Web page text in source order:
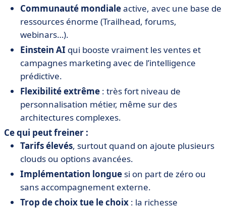
Communauté mondialeactive, avec une base de
ressources énorme (Trailhead, forums,
webinars…).
Einstein AI qui booste vraiment les ventes et
campagnes marketing avec de l’intelligence
prédictive.
Flexibilité extrême : très fort niveau de
personnalisation métier, même sur des
architectures complexes.
Ce qui peut freiner :
Tarifs élevés, surtout quand on ajoute plusieurs
clouds ou options avancées.
Implémentation longue si on part de zéro ou
sans accompagnement externe.
Trop de choix tue le choix : la richesse